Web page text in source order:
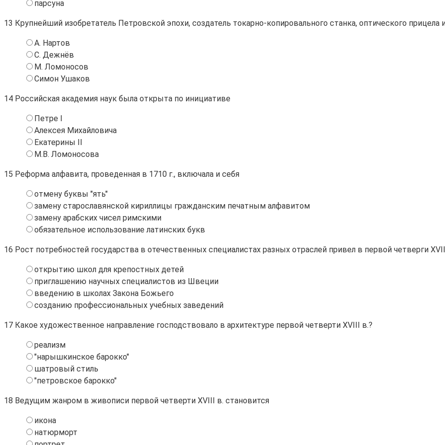
парсуна
13 Крупнейший изобретатель Петровской эпохи, создатель токарно-копировального станка, оптического прицела
А. Нартов
С. Дежнёв
М. Ломоносов
Симон Ушаков
14 Российская академия наук была открыта по инициативе
Петре I
Алексея Михайловича
Екатерины II
М.В. Ломоносова
15 Реформа алфавита, проведенная в 1710 г., включала и себя
отмену буквы "ять"
замену старославянской кириллицы гражданским печатным алфавитом
замену арабских чисел римскими
обязательное использование латинских букв
16 Рост потребностей государства в отечественных специалистах разных отраслей привел в первой четверги
открытию школ для крепостных детей
приглашению научных специалистов из Швеции
введению в школах Закона Божьего
созданию профессиональных учебных заведений
17 Какое художественное направление господствовало в архитектуре первой четверти XVIII в.?
реализм
"нарышкинское барокко"
шатровый стиль
"петровское барокко"
18 Ведущим жанром в живописи первой четверти XVIII в. становится
икона
натюрморт